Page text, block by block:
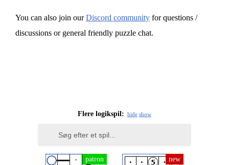
You can also join ourDiscord community for questions /
discussions or general friendly puzzle chat.
Flere logikspil: hide show